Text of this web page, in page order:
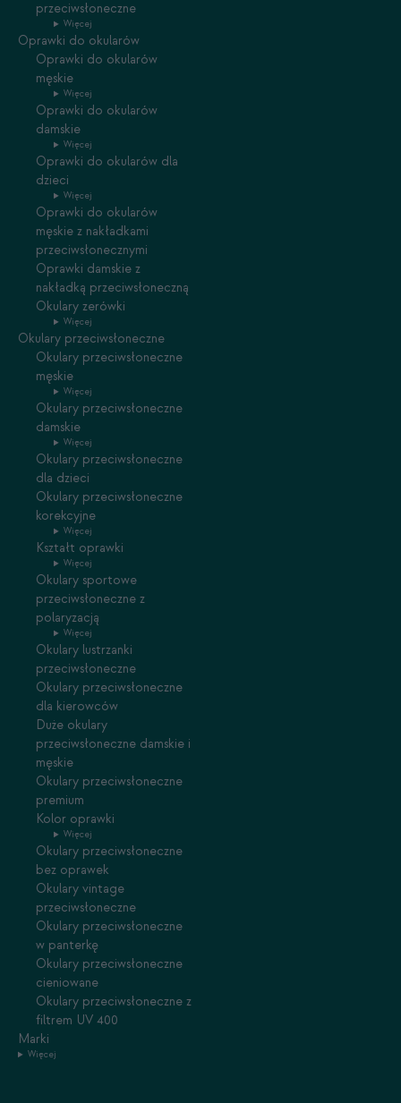
przeciwsłoneczne
Więcej
Oprawki do okularów
Oprawki do okularów
męskie
Więcej
Oprawki do okularów
damskie
Więcej
Oprawki do okularów dla
dzieci
Więcej
Oprawki do okularów
męskie z nakładkami
przeciwsłonecznymi
Oprawki damskie z
nakładką przeciwsłoneczną
Okulary zerówki
Więcej
Okulary przeciwsłoneczne
Okulary przeciwsłoneczne
męskie
Więcej
Okulary przeciwsłoneczne
damskie
Więcej
Okulary przeciwsłoneczne
dla dzieci
Okulary przeciwsłoneczne
korekcyjne
Więcej
Kształt oprawki
Więcej
Okulary sportowe
przeciwsłoneczne z
polaryzacją
Więcej
Okulary lustrzanki
przeciwsłoneczne
Okulary przeciwsłoneczne
dla kierowców
Duże okulary
przeciwsłoneczne damskie i
męskie
Okulary przeciwsłoneczne
premium
Kolor oprawki
Więcej
Okulary przeciwsłoneczne
bez oprawek
Okulary vintage
przeciwsłoneczne
Okulary przeciwsłoneczne
w panterkę
Okulary przeciwsłoneczne
cieniowane
Okulary przeciwsłoneczne z
filtrem UV 400
Marki
Więcej